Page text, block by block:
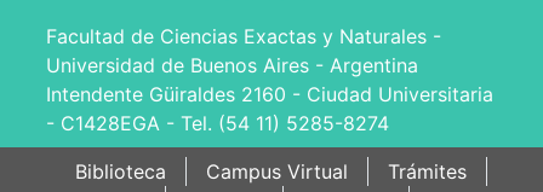
Facultad de Ciencias Exactas y Naturales -
Universidad de Buenos Aires - Argentina
Intendente Güiraldes 2160 - Ciudad Universitaria
- C1428EGA - Tel. (54 11) 5285-8274
Biblioteca
Campus Virtual
Trámites